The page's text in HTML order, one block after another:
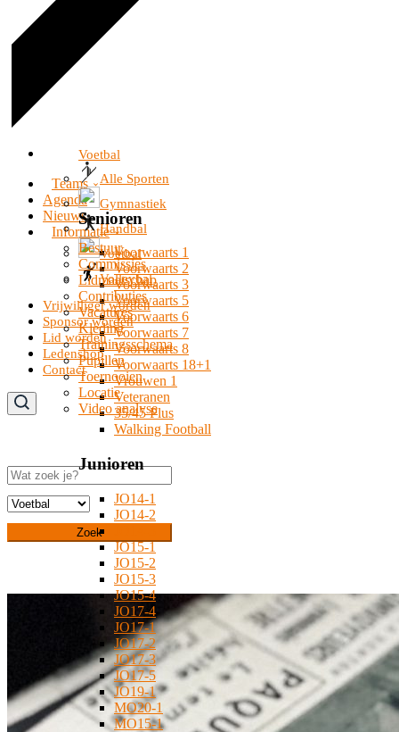
Voetbal
Alle Sporten
Gymnastiek
Handbal
Voetbal
Volleybal
Teams
Senioren
Voorwaarts 1
Voorwaarts 2
Voorwaarts 3
Voorwaarts 5
Voorwaarts 6
Voorwaarts 7
Voorwaarts 8
Voorwaarts 18+1
Vrouwen 1
Veteranen
35/45 Plus
Walking Football
Junioren
JO14-1
JO14-2
JO15-1
JO15-2
JO15-3
JO15-4
JO17-4
JO17-1
JO17-2
JO17-3
JO17-5
JO19-1
MO20-1
MO15-1
Agenda
Nieuws
Informatie
Bestuur
Commissies
Lidmaatschap
Contributies
Vacatures
Kleding
Trainingsschema
Pupillen
Toernooien
Locatie
Video analyse
Vrijwilliger worden
Sponsor worden
Lid worden
Ledenshop
Contact
Zoeken
Zoek